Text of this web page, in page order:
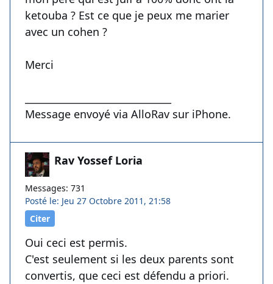
ketouba ? Est ce que je peux me marier
avec un cohen ?
Merci
Message envoyé via AlloRav sur iPhone.
Rav Yossef Loria
Messages: 731
Posté le: Jeu 27 Octobre 2011, 21:58
Citer
Oui ceci est permis.
C'est seulement si les deux parents sont
convertis, que ceci est défendu a priori.